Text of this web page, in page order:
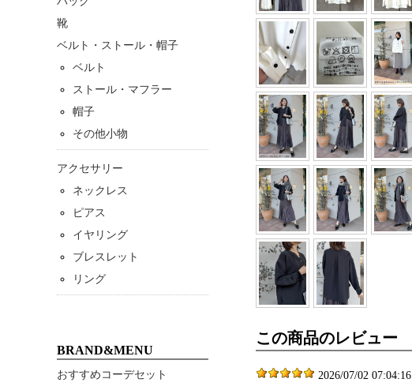
この商品のレビュー
2026/07/02 07:04:16
靴
ベルト・ストール・帽子
ベルト
ストール・マフラー
帽子
その他小物
アクセサリー
ネックレス
ピアス
イヤリング
ブレスレット
リング
BRAND&MENU
おすすめコーデセット